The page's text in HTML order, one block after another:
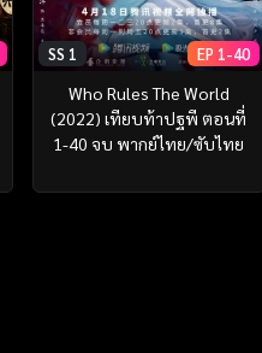
SS 1 EP 1-40
Who Rules The World
(2022) เทียบท้าปฐพี ตอนที่
1-40 จบ พากย์ไทย/ซับไทย